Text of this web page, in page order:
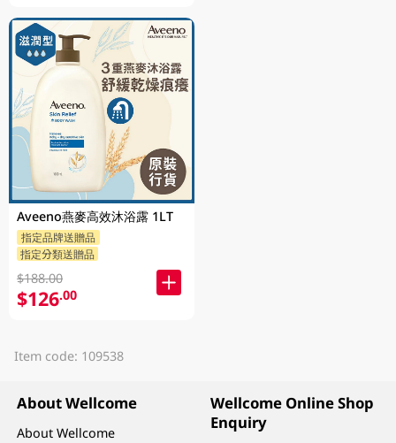
Aveeno燕麥高效沐浴露 1LT
指定品牌送贈品
指定分類送贈品
$188.00
$126.00
Item code: 109538
About Wellcome
About Wellcome
Wellcome Online Shop
Enquiry